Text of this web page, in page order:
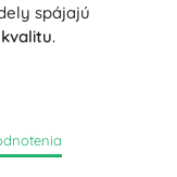
spájajú
.
a semiš pre
podošva
komfort